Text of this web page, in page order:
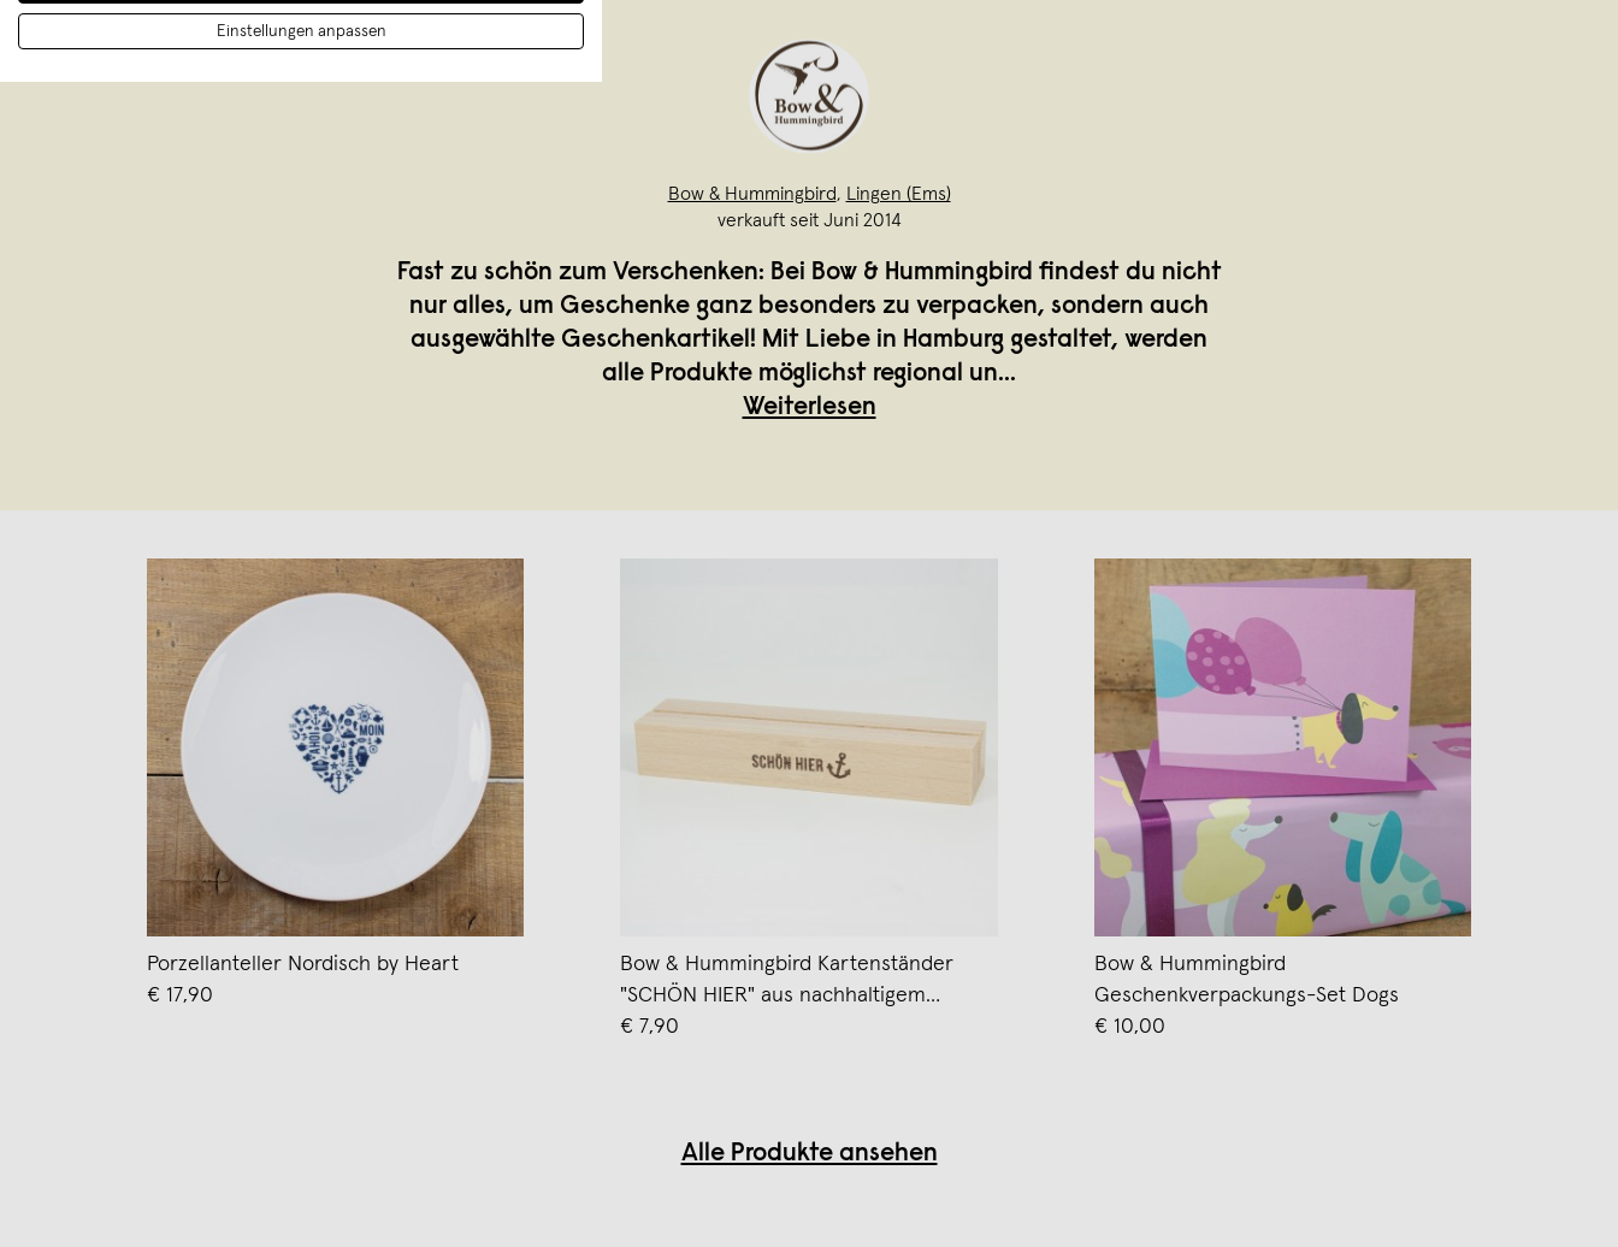
Bow & Hummingbird, Lingen (Ems)
verkauft seit Juni 2014
Fast zu schön zum Verschenken: Bei Bow & Hummingbird findest du nicht
nur alles, um Geschenke ganz besonders zu verpacken, sondern auch
ausgewählte Geschenkartikel! Mit Liebe in Hamburg gestaltet, werden
alle Produkte möglichst regional un...
Weiterlesen
Porzellanteller Nordisch by Heart
€ 17,90
Bow & Hummingbird Kartenständer
"SCHÖN HIER" aus nachhaltigem
Buchenholz
€ 7,90
Bow & Hummingbird
Geschenkverpackungs-Set Dogs
€ 10,00
Alle Produkte ansehen
Einstellungen anpassen